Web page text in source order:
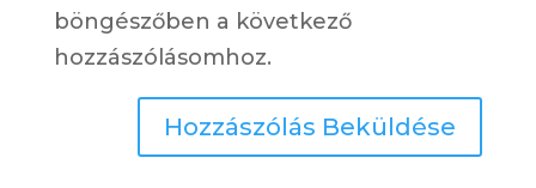
böngészőben a következő
hozzászólásomhoz.